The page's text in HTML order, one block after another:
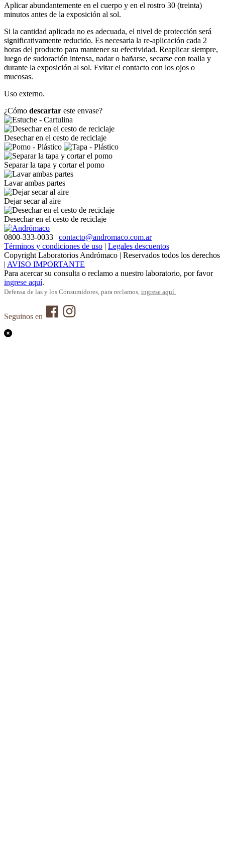
Aplicar abundantemente en el cuerpo y en el rostro 30 (treinta)
minutos antes de la exposición al sol.
Si la cantidad aplicada no es adecuada, el nivel de protección será
significativamente reducido. Es necesaria la re-aplicación cada 2
horas del producto para mantener su efectividad. Reaplicar siempre,
luego de sudoración intensa, nadar o bañarse, secarse con toalla y
durante la exposición al sol. Evitar el contacto con los ojos o
mucosas.
Uso externo.
¿Cómo descartar este envase?
Desechar en el cesto de reciclaje
Separar la tapa y cortar el pomo
Lavar ambas partes
Dejar secar al aire
Desechar en el cesto de reciclaje
0800-333-0033 | contacto@andromaco.com.ar
Términos y condiciones de uso | Legales descuentos
Copyright Laboratorios Andrómaco | Reservados todos los derechos
| AVISO IMPORTANTE
Para acercar su consulta o reclamo a nuestro laboratorio, por favor
ingrese aquí.
Defensa de las y los Consumidores, para reclamos, ingrese aquí.
Seguinos en